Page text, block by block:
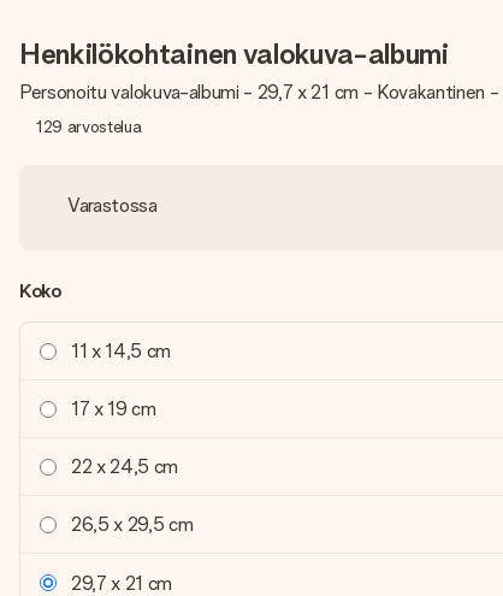
Henkilökohtainen valokuva-albumi
Personoitu valokuva-albumi - 29,7 x 21 cm - Kovakantinen -
129 arvostelua
Varastossa
Koko
11 x 14,5 cm
17 x 19 cm
22 x 24,5 cm
26,5 x 29,5 cm
29,7 x 21 cm